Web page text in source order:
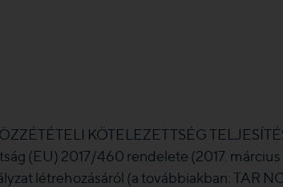
KÖTELEZETTSÉG
(EU) 2017/460 rendelete (2017.
létrehozásáról (a továbbiakban: TAR